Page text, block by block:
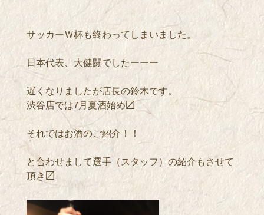
サッカーＷ杯も終わってしまいました。
日本代表、大健闘でしたーーー
遅くなりましたが店長の鈴木です。
渋谷店では7月夏酒始め〼
それではお酒のご紹介！！
と合わせまして選手（スタッフ）の紹介もさせて
頂き〼